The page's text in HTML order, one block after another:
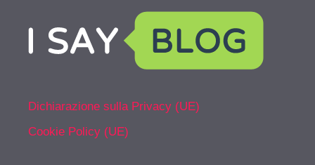
Dichiarazione sulla Privacy (UE)
Cookie Policy (UE)